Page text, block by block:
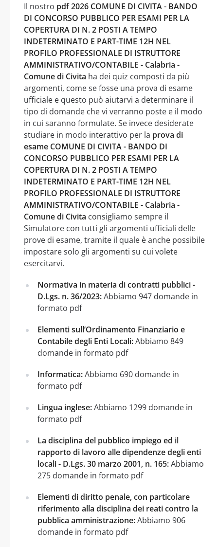
Il nostro pdf 2026 COMUNE DI CIVITA - BANDO
DI CONCORSO PUBBLICO PER ESAMI PER LA
COPERTURA DI N. 2 POSTI A TEMPO
INDETERMINATO E PART-TIME 12H NEL
PROFILO PROFESSIONALE DI ISTRUTTORE
AMMINISTRATIVO/CONTABILE - Calabria -
Comune di Civita ha dei quiz composti da più
argomenti, come se fosse una prova di esame
ufficiale e questo può aiutarvi a determinare il
tipo di domande che vi verranno poste e il modo
in cui saranno formulate. Se invece desiderate
studiare in modo interattivo per la prova di
esame COMUNE DI CIVITA - BANDO DI
CONCORSO PUBBLICO PER ESAMI PER LA
COPERTURA DI N. 2 POSTI A TEMPO
INDETERMINATO E PART-TIME 12H NEL
PROFILO PROFESSIONALE DI ISTRUTTORE
AMMINISTRATIVO/CONTABILE - Calabria -
Comune di Civita consigliamo sempre il
Simulatore con tutti gli argomenti ufficiali delle
prove di esame, tramite il quale è anche possibile
impostare solo gli argomenti su cui volete
esercitarvi.
Normativa in materia di contratti pubblici -
D.Lgs. n. 36/2023:Abbiamo 947 domande in
formato pdf
Elementi sull’Ordinamento Finanziario e
Contabile degli Enti Locali:Abbiamo 849
domande in formato pdf
Informatica:Abbiamo 690 domande in
formato pdf
Lingua inglese:Abbiamo 1299 domande in
formato pdf
La disciplina del pubblico impiego ed il
rapporto di lavoro alle dipendenze degli enti
locali - D.Lgs. 30 marzo 2001, n. 165:Abbiamo
275 domande in formato pdf
Elementi di diritto penale, con particolare
riferimento alla disciplina dei reati contro la
pubblica amministrazione:Abbiamo 906
domande in formato pdf